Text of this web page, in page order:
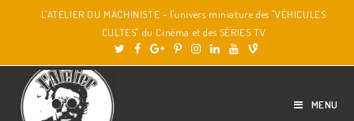
L'ATELIER DU MACHINISTE - l'univers miniature des "VÉHICULES
CULTES" du Cinéma et des SÉRIES TV
MENU